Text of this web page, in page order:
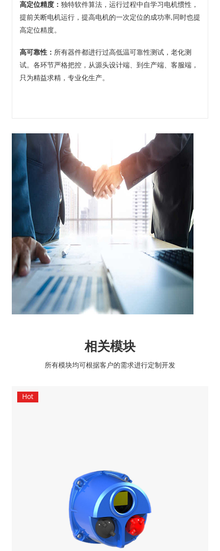
高定位精度： 独特软件算法，运行过程中自学习电机惯性，
提前关断电机运行，提高电机的一次定位的成功率,同时也提
高定位精度。
高可靠性： 所有器件都进行过高低温可靠性测试，老化测
试。各环节严格把控，从源头设计端、到生产端、客服端，
只为精益求精，专业化生产。
相关模块
所有模块均可根据客户的需求进行定制开发
Hot